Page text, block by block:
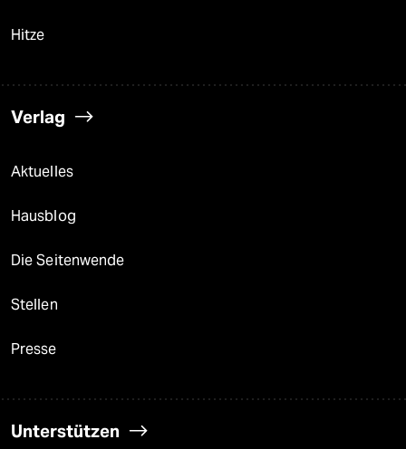
Hitze
Verlag
Aktuelles
Hausblog
Die Seitenwende
Stellen
Presse
Unterstützen